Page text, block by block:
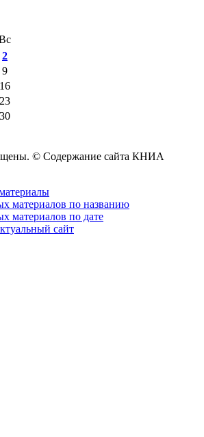
2
9
16
23
30
© Содержание сайта КНИА
материалов по названию
материалов по дате
сайт